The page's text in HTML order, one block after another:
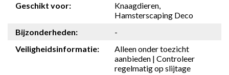
Geschikt voor:
Knaagdieren,
Hamsterscaping Deco
Bijzonderheden:
-
Veiligheidsinformatie:
Alleen onder toezicht
aanbieden | Controleer
regelmatig op slijtage